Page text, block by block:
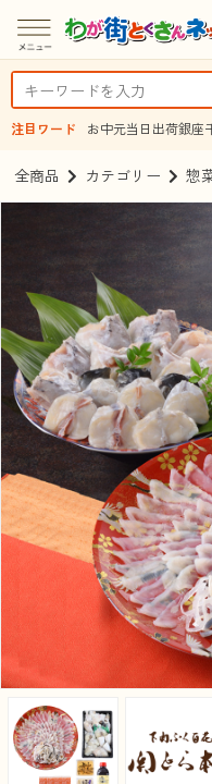
注目ワード お中元当日出荷銀座
全商品 カテゴリー 惣